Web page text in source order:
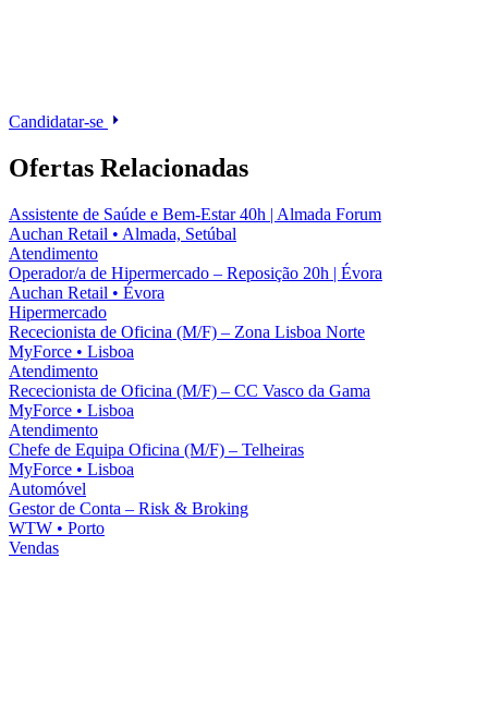
Candidatar-se
Ofertas Relacionadas
Assistente de Saúde e Bem-Estar 40h | Almada Forum
Auchan Retail • Almada, Setúbal
Atendimento
Operador/a de Hipermercado – Reposição 20h | Évora
Auchan Retail • Évora
Hipermercado
Rececionista de Oficina (M/F) – Zona Lisboa Norte
MyForce • Lisboa
Atendimento
Rececionista de Oficina (M/F) – CC Vasco da Gama
MyForce • Lisboa
Atendimento
Chefe de Equipa Oficina (M/F) – Telheiras
MyForce • Lisboa
Automóvel
Gestor de Conta – Risk & Broking
WTW • Porto
Vendas